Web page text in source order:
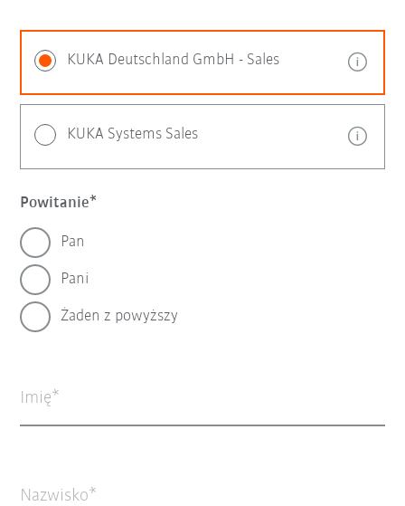
KUKA Deutschland GmbH - Sales
KUKA Systems Sales
Powitanie
Pan
Pani
Żaden z powyższy
Imię
Nazwisko